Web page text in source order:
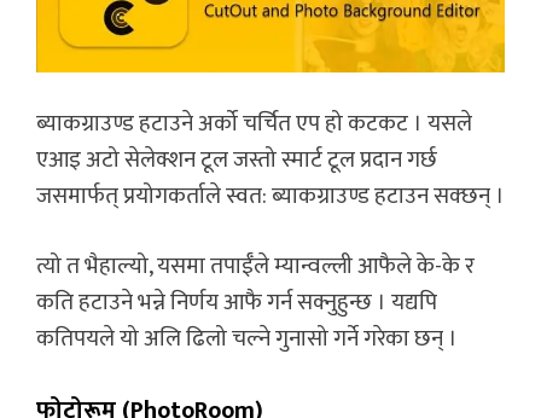
ब्याकग्राउण्ड हटाउने अर्को चर्चित एप हो कटकट । यसले
एआइ अटो सेलेक्शन टूल जस्तो स्मार्ट टूल प्रदान गर्छ
जसमार्फत् प्रयोगकर्ताले स्वत: ब्याकग्राउण्ड हटाउन सक्छन् ।
त्यो त भैहाल्यो, यसमा तपाईँले म्यान्वल्ली आफैले के-के र
कति हटाउने भन्ने निर्णय आफै गर्न सक्नुहुन्छ । यद्यपि
कतिपयले यो अलि ढिलो चल्ने गुनासो गर्ने गरेका छन् ।